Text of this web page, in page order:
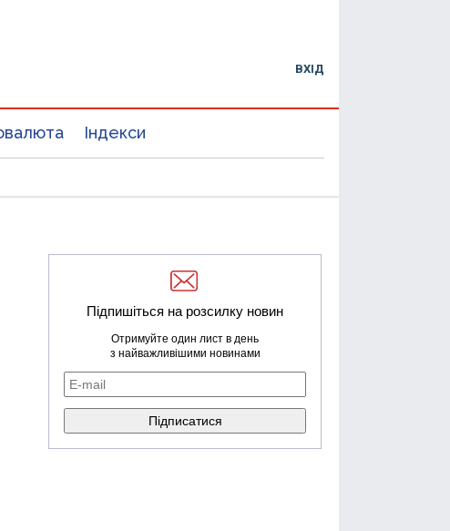
ВХІД
Індекси
Підпишіться на розсилку новин
Отримуйте один лист в день
з найважливішими новинами